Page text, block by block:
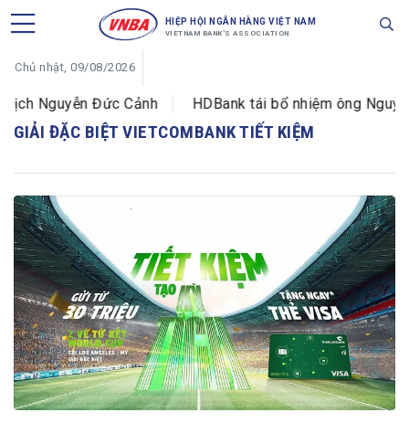
HIỆP HỘI NGÂN HÀNG VIỆT NAM
VIETNAM BANK'S ASSOCIATION
Chủ nhật, 09/08/2026
Nguyễn Đức Cảnh HDBank tái bổ nhiệm ông
GIẢI ĐẶC BIỆT VIETCOMBANK TIẾT KIỆM